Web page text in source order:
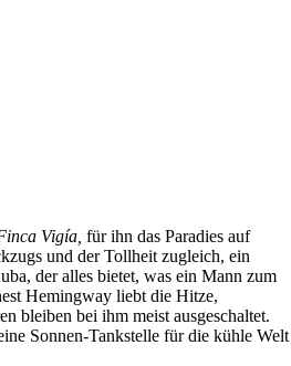
Vigía, für ihn das Paradies auf
und der Tollheit zugleich, ein
der alles bietet, was ein Mann zum
Hemingway liebt die Hitze,
bleiben bei ihm meist ausgeschaltet.
Sonnen-Tankstelle für die kühle Welt